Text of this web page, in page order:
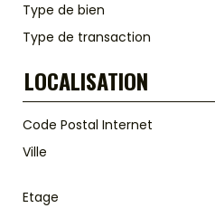
Type de bien
Type de transaction
LOCALISATION
Code Postal Internet
Ville
Etage